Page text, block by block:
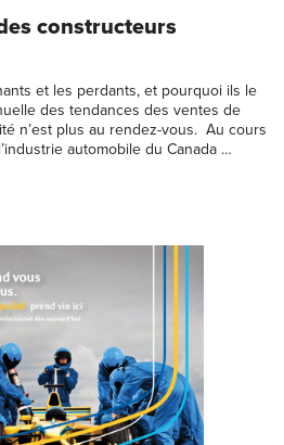
constructeurs
et les perdants, et pourquoi ils le
des tendances des ventes de
n’est plus au rendez-vous. Au cours
automobile du Canada …